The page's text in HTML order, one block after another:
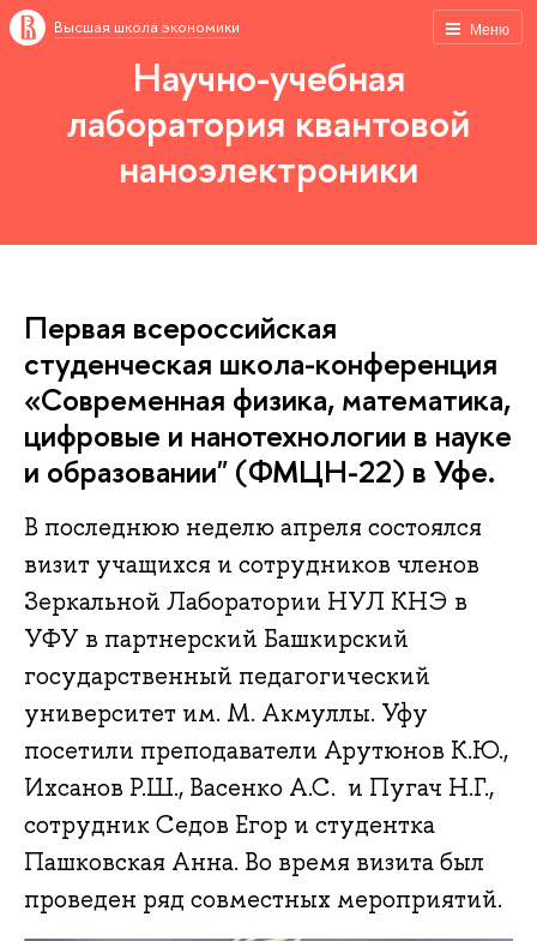
Меню
Высшая школа экономики
Научно-учебная
лаборатория квантовой
наноэлектроники
Первая всероссийская
студенческая школа-конференция
«Современная физика, математика,
цифровые и нанотехнологии в науке
и образовании" (ФМЦН-22) в Уфе.
В последнюю неделю апреля состоялся
визит учащихся и сотрудников членов
Зеркальной Лаборатории НУЛ КНЭ в
УФУ в партнерский Башкирский
государственный педагогический
университет им. М. Акмуллы. Уфу
посетили преподаватели Арутюнов К.Ю.,
Ихсанов Р.Ш., Васенко А.С. и Пугач Н.Г.,
сотрудник Седов Егор и студентка
Пашковская Анна. Во время визита был
проведен ряд совместных мероприятий.